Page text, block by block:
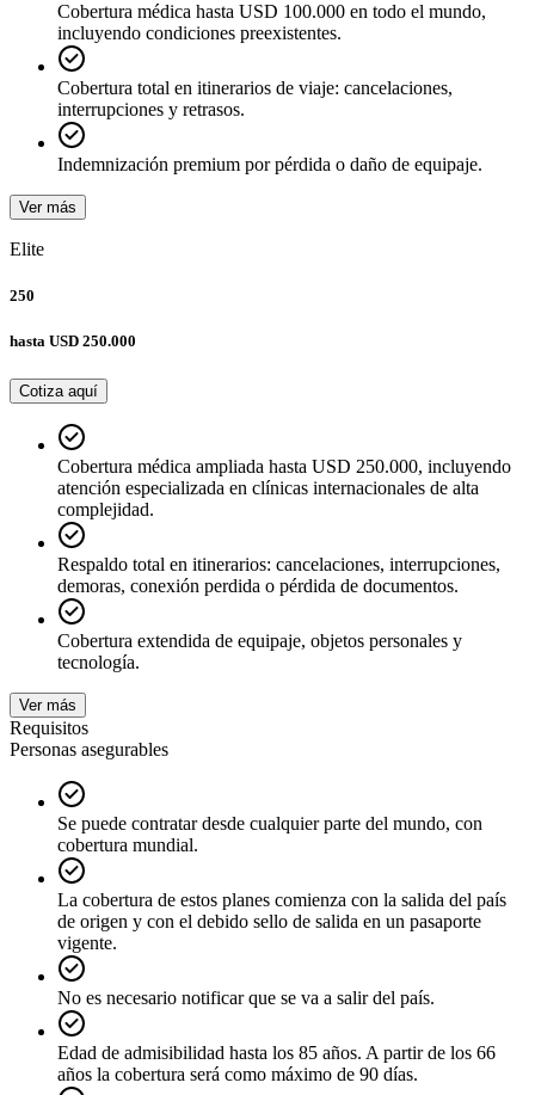
Cobertura médica hasta USD 100.000 en todo el mundo,
incluyendo condiciones preexistentes.
Cobertura total en itinerarios de viaje: cancelaciones,
interrupciones y retrasos.
Indemnización premium por pérdida o daño de equipaje.
Ver más
Elite
250
hasta USD 250.000
Cotiza aquí
Cobertura médica ampliada hasta USD 250.000, incluyendo
atención especializada en clínicas internacionales de alta
complejidad.
Respaldo total en itinerarios: cancelaciones, interrupciones,
demoras, conexión perdida o pérdida de documentos.
Cobertura extendida de equipaje, objetos personales y
tecnología.
Ver más
Requisitos
Personas asegurables
Se puede contratar desde cualquier parte del mundo, con
cobertura mundial.
La cobertura de estos planes comienza con la salida del país
de origen y con el debido sello de salida en un pasaporte
vigente.
No es necesario notificar que se va a salir del país.
Edad de admisibilidad hasta los 85 años. A partir de los 66
años la cobertura será como máximo de 90 días.